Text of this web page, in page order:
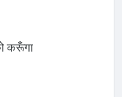
करूँगा